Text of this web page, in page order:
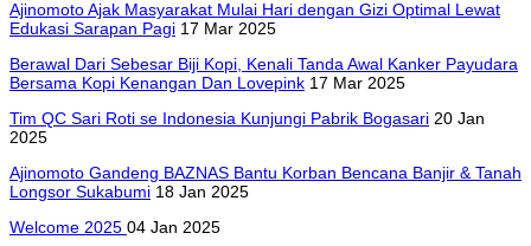
Ajinomoto Ajak Masyarakat Mulai Hari dengan Gizi Optimal Lewat
Edukasi Sarapan Pagi 17 Mar 2025
Berawal Dari Sebesar Biji Kopi, Kenali Tanda Awal Kanker Payudara
Bersama Kopi Kenangan Dan Lovepink 17 Mar 2025
Tim QC Sari Roti se Indonesia Kunjungi Pabrik Bogasari 20 Jan
2025
Ajinomoto Gandeng BAZNAS Bantu Korban Bencana Banjir & Tanah
Longsor Sukabumi 18 Jan 2025
Welcome 2025 04 Jan 2025